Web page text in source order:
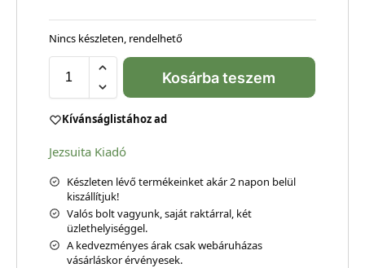
Nincs készleten, rendelhető
Kosárba teszem
Kívánságlistához ad
Jezsuita Kiadó
Készleten lévő termékeinket akár 2 napon belül
kiszállítjuk!
Valós bolt vagyunk, saját raktárral, két
üzlethelyiséggel.
A kedvezményes árak csak webáruházas
vásárláskor érvényesek.